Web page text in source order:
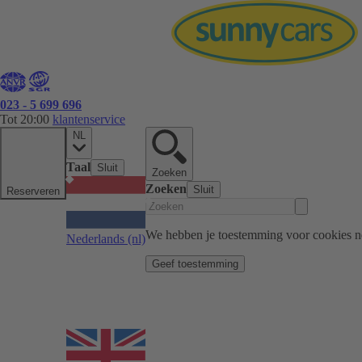
023 - 5 699 696
Tot 20:00 klantenservice
Reserveren
NL
Taal Sluit
Nederlands (nl)
Zoeken
Zoeken Sluit
We hebben je toestemming voor cookies
Geef toestemming